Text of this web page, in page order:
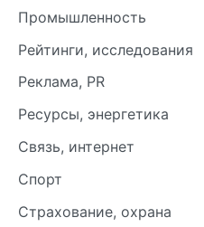
Промышленность
Рейтинги, исследования
Реклама, PR
Ресурсы, энергетика
Связь, интернет
Спорт
Страхование, охрана